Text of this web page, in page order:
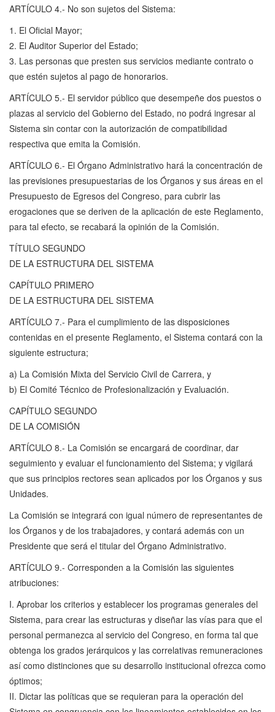
ARTÍCULO 4.- No son sujetos del Sistema:
1. El Oficial Mayor;
2. El Auditor Superior del Estado;
3. Las personas que presten sus servicios mediante contrato o
que estén sujetos al pago de honorarios.
ARTÍCULO 5.- El servidor público que desempeñe dos puestos o
plazas al servicio del Gobierno del Estado, no podrá ingresar al
Sistema sin contar con la autorización de compatibilidad
respectiva que emita la Comisión.
ARTÍCULO 6.- El Órgano Administrativo hará la concentración de
las previsiones presupuestarias de los Órganos y sus áreas en el
Presupuesto de Egresos del Congreso, para cubrir las
erogaciones que se deriven de la aplicación de este Reglamento,
para tal efecto, se recabará la opinión de la Comisión.
TÍTULO SEGUNDO
DE LA ESTRUCTURA DEL SISTEMA
CAPÍTULO PRIMERO
DE LA ESTRUCTURA DEL SISTEMA
ARTÍCULO 7.- Para el cumplimiento de las disposiciones
contenidas en el presente Reglamento, el Sistema contará con la
siguiente estructura;
a) La Comisión Mixta del Servicio Civil de Carrera, y
b) El Comité Técnico de Profesionalización y Evaluación.
CAPÍTULO SEGUNDO
DE LA COMISIÓN
ARTÍCULO 8.- La Comisión se encargará de coordinar, dar
seguimiento y evaluar el funcionamiento del Sistema; y vigilará
que sus principios rectores sean aplicados por los Órganos y sus
Unidades.
La Comisión se integrará con igual número de representantes de
los Órganos y de los trabajadores, y contará además con un
Presidente que será el titular del Órgano Administrativo.
ARTÍCULO 9.- Corresponden a la Comisión las siguientes
atribuciones:
I. Aprobar los criterios y establecer los programas generales del
Sistema, para crear las estructuras y diseñar las vías para que el
personal permanezca al servicio del Congreso, en forma tal que
obtenga los grados jerárquicos y las correlativas remuneraciones
así como distinciones que su desarrollo institucional ofrezca como
óptimos;
II. Dictar las políticas que se requieran para la operación del